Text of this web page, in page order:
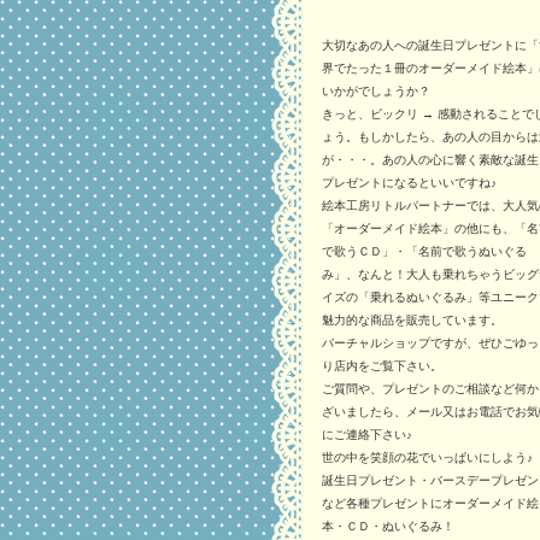
大切なあの人への誕生日プレゼントに
界でたった１冊のオーダーメイド絵本」
いかがでしょうか？
きっと、ビックリ → 感動されることでし
ょう。もしかしたら、あの人の目から
が・・・。あの人の心に響く素敵な誕生
プレゼントになるといいですね♪
絵本工房リトルパートナーでは、大人
「オーダーメイド絵本」の他にも、「
で歌うＣＤ」・「名前で歌うぬいぐる
み」、なんと！大人も乗れちゃうビッ
イズの「乗れるぬいぐるみ」等ユニー
魅力的な商品を販売しています。
バーチャルショップですが、ぜひごゆっ
り店内をご覧下さい。
ご質問や、プレゼントのご相談など何
ざいましたら、メール又はお電話でお
にご連絡下さい♪
世の中を笑顔の花でいっぱいにしよう♪
誕生日プレゼント・バースデープレゼン
など各種プレゼントにオーダーメイド絵
本・ＣＤ・ぬいぐるみ！